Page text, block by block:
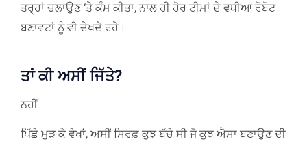
ਤਰ੍ਹਾਂ ਚਲਾਉਣ ‘ਤੇ ਕੰਮ ਕੀਤਾ, ਨਾਲ ਹੀ ਹੋਰ ਟੀਮਾਂ ਦੇ ਵਧੀਆ ਰੋਬੋਟ
ਬਣਾਵਟਾਂ ਨੂੰ ਵੀ ਦੇਖਦੇ ਰਹੇ।
ਤਾਂ ਕੀ ਅਸੀਂ ਜਿੱਤੇ?
ਨਹੀਂ
ਪਿੱਛੇ ਮੁੜ ਕੇ ਵੇਖਾਂ, ਅਸੀਂ ਸਿਰਫ਼ ਕੁਝ ਬੱਚੇ ਸੀ ਜੋ ਕੁਝ ਐਸਾ ਬਣਾਉਣ ਦੀ